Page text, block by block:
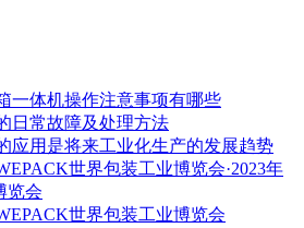
一体机操作注意事项有哪些
日常故障及处理方法
应用是将来工业化生产的发展趋势
世界包装工业博览会·2023年
览会
世界包装工业博览会